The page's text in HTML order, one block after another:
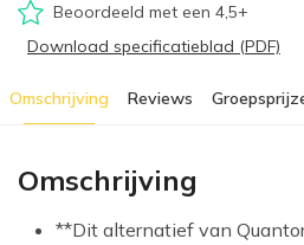
Beoordeeld met een 4,5+
Download specificatieblad (PDF)
Omschrijving Reviews
Omschrijving
**Dit alternatief van